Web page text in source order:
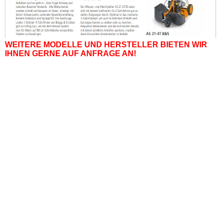
WEITERE MODELLE UND HERSTELLER BIETEN WIR
IHNEN GERNE AUF ANFRAGE AN!